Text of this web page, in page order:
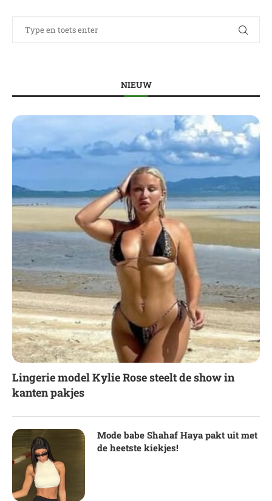
NIEUW
Lingerie model Kylie Rose steelt de show in
kanten pakjes
Mode babe Shahaf Haya pakt uit met
de heetste kiekjes!